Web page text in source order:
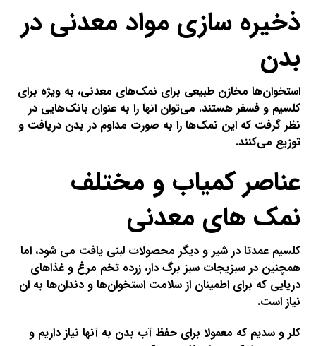
ذخیره سازی مواد معدنی در
بدن
استخوان‌ها مخازن طبیعی برای نمک‌های معدنی، به ویژه برای
کلسیم و فسفر هستند. می‌توان انها را به عنوان بانک‌هایی در
نظر گرفت که این نمک‌ها را به صورت مداوم در بدن دریافت و
توزیع می‌کنند.
عناصر کمیاب و مختلف
نمک های معدنی
کلسیم عمدتا در شیر و دیگر محصولات لبنی یافت می شود، اما
همچنین در سبزیجات سبز برگ دار، زرده تخم مرغ و غذاهای
دریایی که برای اطمینان از سلامت استخوان‌ها و دندان‌ها به ان
نیاز است.
کلر و سدیم که معمولا برای حفظ آب بدن به آنها نیاز داریم و